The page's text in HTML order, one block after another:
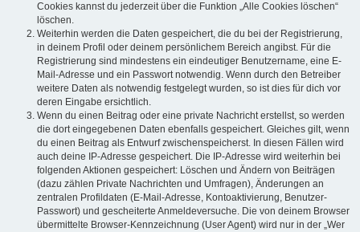
Cookies kannst du jederzeit über die Funktion „Alle Cookies löschen“
löschen.
Weiterhin werden die Daten gespeichert, die du bei der Registrierung,
in deinem Profil oder deinem persönlichem Bereich angibst. Für die
Registrierung sind mindestens ein eindeutiger Benutzername, eine E-
Mail-Adresse und ein Passwort notwendig. Wenn durch den Betreiber
weitere Daten als notwendig festgelegt wurden, so ist dies für dich vor
deren Eingabe ersichtlich.
Wenn du einen Beitrag oder eine private Nachricht erstellst, so werden
die dort eingegebenen Daten ebenfalls gespeichert. Gleiches gilt, wenn
du einen Beitrag als Entwurf zwischenspeicherst. In diesen Fällen wird
auch deine IP-Adresse gespeichert. Die IP-Adresse wird weiterhin bei
folgenden Aktionen gespeichert: Löschen und Ändern von Beiträgen
(dazu zählen Private Nachrichten und Umfragen), Änderungen an
zentralen Profildaten (E-Mail-Adresse, Kontoaktivierung, Benutzer-
Passwort) und gescheiterte Anmeldeversuche. Die von deinem Browser
übermittelte Browser-Kennzeichnung (User Agent) wird nur in der „Wer